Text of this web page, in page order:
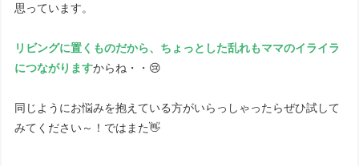
思っています。
リビングに置くものだから、ちょっとした乱れもママのイライラ
につながりますからね・・😢
同じようにお悩みを抱えている方がいらっしゃったらぜひ試して
みてください～！ではまた👋